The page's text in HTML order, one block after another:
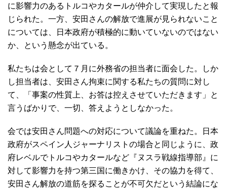
に影響力のあるトルコやカタールが仲介して実現したと報
じられた。一方、安田さんの解放で進展が見られないこと
については、日本政府が積極的に動いていないのではない
か、という懸念が出ている。
私たちは会として７月に外務省の担当者に面会した。しか
し担当者は、安田さん拘束に関する私たちの質問に対し
て、「事案の性質上、お答は控えさせていただきます」と
言うばかりで、一切、答えようとしなかった。
会では安田さん問題への対応について議論を重ねた。日本
政府がスペイン人ジャーナリストの場合と同じように、政
府レベルでトルコやカタールなど『ヌスラ戦線指導部』に
対して影響力を持つ第三国に働きかけ、その協力を得て、
安田さん解放の道筋を探ることが不可欠だという結論にな